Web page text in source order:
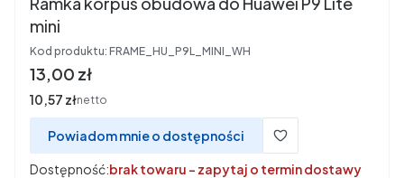
mini
Kod produktu: FRAME_HU_P9L_MINI_WH
Cena
13,00 zł
Cena
10,57 złnetto
Powiadom mnie o dostępności
Dostępność:brak towaru - zapytaj o termin dostawy